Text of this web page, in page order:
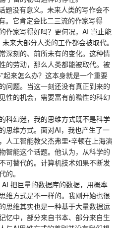
没有意义。未来人类的写作会不
。它肯定会比二三流的作家写得
作家写得好吗？更何况，AI 岂止能
来大部分人类的工作都会被取代。
深刻的、前所未有的变化。这种情
的劳动，那么人类都能被取代。被
起来怎么办？这本身就是一个重要
问题。当这一刻还没有真正到来的
性的机会，需要富有前瞻性的科幻
幻迷，我的思维方式既不是科学
思维方式。面对AI，我也产生了一
人工智能教父杰弗里•辛顿在上海演
智能这个话题。他认为，从科学的
可替代的。计算机技术如果不断发
的。
的数据库的数据，用概率
维方式是不一样的。我刚开始也很
思维其实也是一种基于大量数据运
忆中，部分来自书本、部分来自生